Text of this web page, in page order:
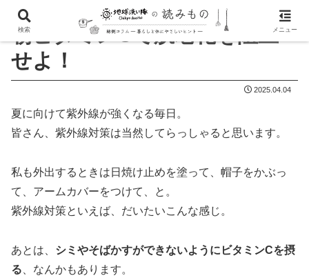
朝ビタミンCで肌老化を阻止
せよ！
2025.04.04
夏に向けて紫外線が強くなる毎日。
皆さん、紫外線対策は当然してらっしゃると思います。
私も外出するときは日焼け止めを塗って、帽子をかぶっ
て、アームカバーをつけて、と。
紫外線対策といえば、だいたいこんな感じ。
あとは、 シミやそばかすができないようにビタミンCを摂
る 、なんかもあります。
検索 メニュー